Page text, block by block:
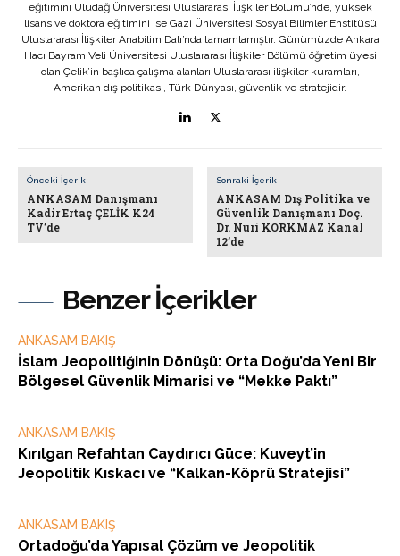
Benzer İçerikler
ANKASAM BAKIŞ
İslam Jeopolitiğinin Dönüşü: Orta Doğu’da Yeni Bir
Bölgesel Güvenlik Mimarisi ve “Mekke Paktı”
ANKASAM BAKIŞ
Kırılgan Refahtan Caydırıcı Güce: Kuveyt’in
Jeopolitik Kıskacı ve “Kalkan-Köprü Stratejisi”
ANKASAM BAKIŞ
Ortadoğu’da Yapısal Çözüm ve Jeopolitik
eğitimini Uludağ Üniversitesi Uluslararası İlişkiler Bölümü’nde, yüksek
lisans ve doktora eğitimini ise Gazi Üniversitesi Sosyal Bilimler Enstitüsü
Uluslararası İlişkiler Anabilim Dalı’nda tamamlamıştır. Günümüzde Ankara
Hacı Bayram Veli Üniversitesi Uluslararası İlişkiler Bölümü öğretim üyesi
olan Çelik’in başlıca çalışma alanları Uluslararası ilişkiler kuramları,
Amerikan dış politikası, Türk Dünyası, güvenlik ve stratejidir.
Önceki İçerik
ANKASAM Danışmanı
Kadir Ertaç ÇELİK K24
TV’de
Sonraki İçerik
ANKASAM Dış Politika ve
Güvenlik Danışmanı Doç.
Dr. Nuri KORKMAZ Kanal
12’de